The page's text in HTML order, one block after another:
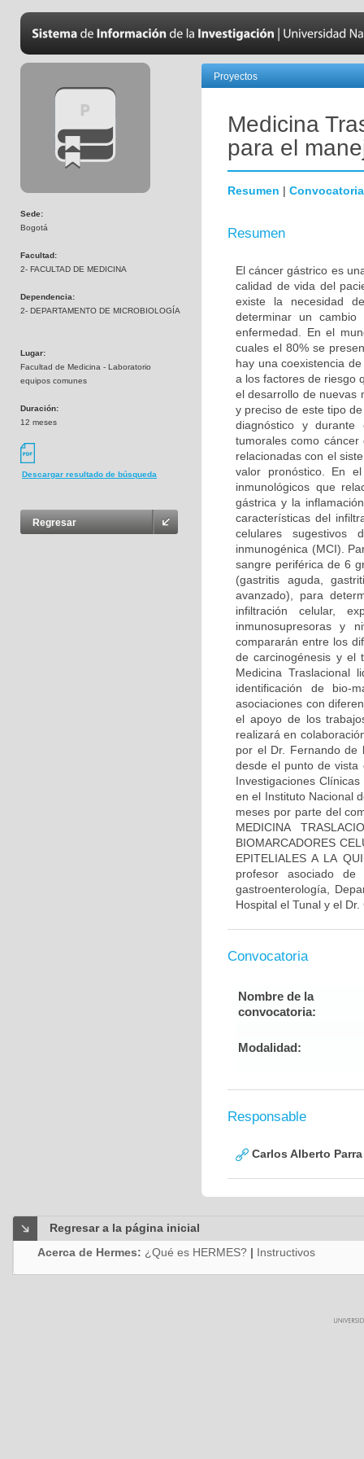
Sede:
Bogotá
Facultad:
2- FACULTAD DE MEDICINA
Dependencia:
2- DEPARTAMENTO DE MICROBIOLOGÍA
Lugar:
Facultad de Medicina - Laboratorio
equipos comunes
Duración:
12 meses
Descargar resultado de búsqueda
Regresar
Proyectos
Medicina
para el
Resumen | Convocatoria
Resumen
El cáncer gástrico es
calidad de vida del
existe la necesidad
determinar un
enfermedad. En el
cuales el 80% se
hay una coexistencia
a los factores de riesgo
el desarrollo de nuevas
y preciso de este tipo
diagnóstico y durante
tumorales como
relacionadas con el
valor pronóstico. En
inmunológicos que
gástrica y la
características del
celulares sugestivos
inmunogénica (MCI).
sangre periférica de 6
(gastritis aguda,
avanzado), para
infiltración celular,
inmunosupresoras y
compararán entre los
de carcinogénesis y el
Medicina Traslacional
identificación de bio-
asociaciones con
el apoyo de los
realizará en
por el Dr. Fernando de
desde el punto de vista
Investigaciones
en el Instituto Nacional
meses por parte del
MEDICINA
BIOMARCADORES
EPITELIALES A LA
profesor asociado
gastroenterología,
Hospital el Tunal y el
Convocatoria
Nombre de la
convocatoria:
Modalidad:
Responsable
Carlos Alberto
Regresar a la página inicial
Acerca de Hermes: ¿Qué es HERMES? | Instructivos